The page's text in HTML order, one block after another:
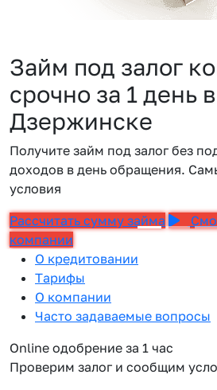
Займ под залог
срочно за 1 день в
Дзержинске
Получите займ под залог без
доходов в день обращения.
условия
Рассчитать сумму займа
компании
О кредитовании
Тарифы
О компании
Часто задаваемые вопросы
Online одобрение за 1 час
Проверим залог и сообщим